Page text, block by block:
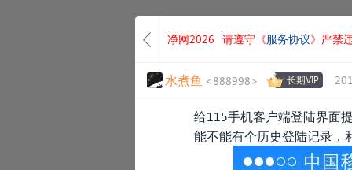
净网2026 请遵守《服务协议》严禁
水煮鱼 <888998> 长期VIP
给115手机客户端登陆界面
能不能有个历史登陆记录，